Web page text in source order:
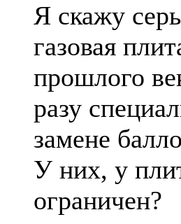
Я скажу
газовая
прошлого
разу
замене
У них, у
ограничен?